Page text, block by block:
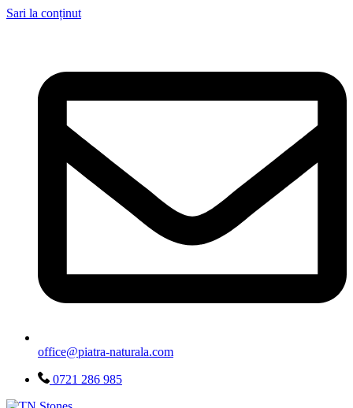
Sari la conținut
office@piatra-naturala.com
0721 286 985